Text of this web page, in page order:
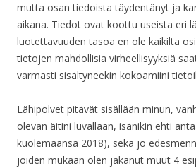
mutta osan tiedoista täydentänyt ja
aikana. Tiedot ovat koottu useista eri
luotettavuuden tasoa en ole kaikilta
tietojen mahdollisia virheellisyyksiä
varmasti sisältyneekin kokoamiini
Lähipolvet pitävät sisällään minun,
olevan äitini luvallaan, isänikin ehti
kuolemaansa 2018), sekä jo
joiden mukaan olen jakanut muut 4